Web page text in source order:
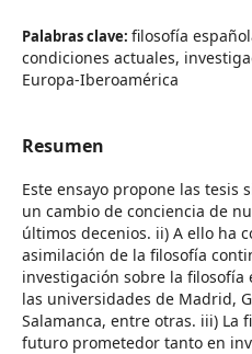
Palabras clave: filosofía
condiciones actuales,
Europa-Iberoamérica
Resumen
Este ensayo propone las tesis
un cambio de conciencia de
últimos decenios. ii) A ello ha
asimilación de la filosofía
investigación sobre la filosofía
las universidades de Madrid,
Salamanca, entre otras. iii) La
futuro prometedor tanto en